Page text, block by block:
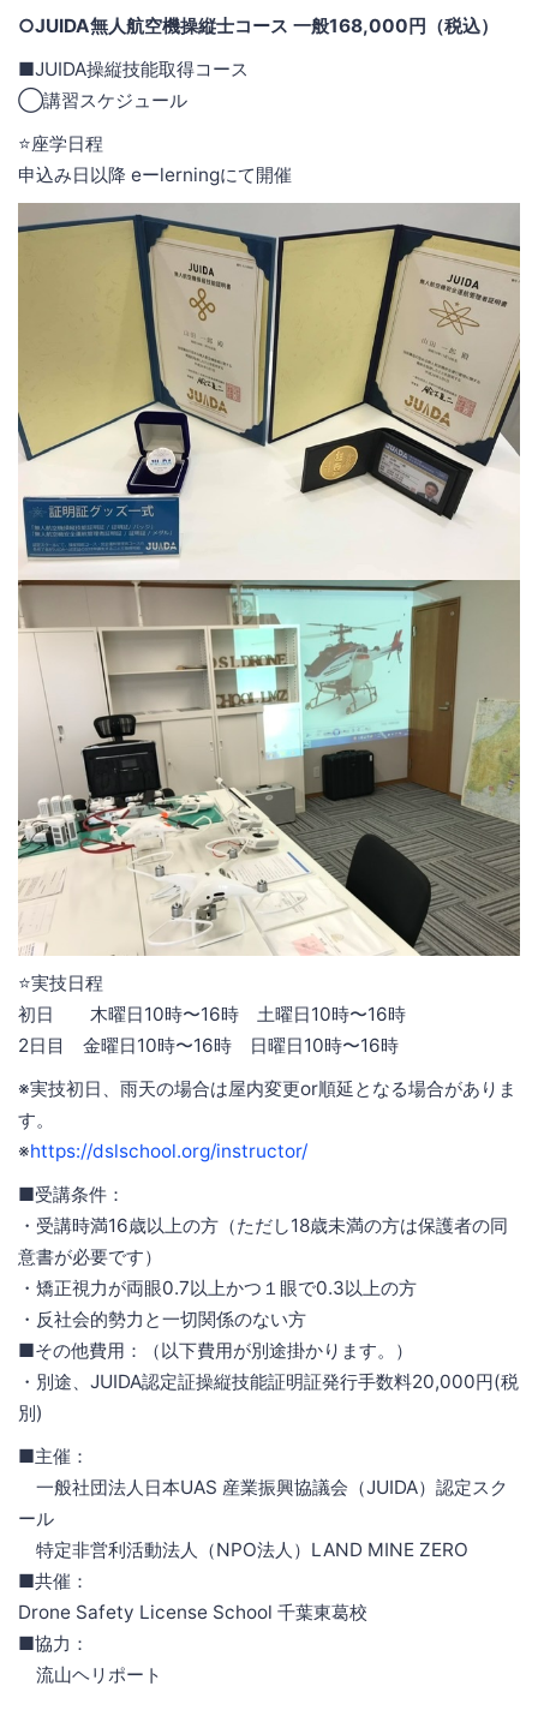
○JUIDA無人航空機操縦士コース 一般168,000円（税込）
■JUIDA操縦技能取得コース
◯講習スケジュール
⭐️座学日程
申込み日以降 eーlerningにて開催
⭐️実技日程
初日 木曜日10時〜16時 土曜日10時〜16時
2日目 金曜日10時〜16時 日曜日10時〜16時
※実技初日、雨天の場合は屋内変更or順延となる場合がありま
す。
※https://dslschool.org/instructor/
■受講条件：
・受講時満16歳以上の方（ただし18歳未満の方は保護者の同
意書が必要です）
・矯正視力が両眼0.7以上かつ１眼で0.3以上の方
・反社会的勢力と一切関係のない方
■その他費用：（以下費用が別途掛かります。）
・別途、JUIDA認定証操縦技能証明証発行手数料20,000円(税
別)
■主催：
一般社団法人日本UAS 産業振興協議会（JUIDA）認定スク
ール
特定非営利活動法人（NPO法人）LAND MINE ZERO
■共催：
Drone Safety License School 千葉東葛校
■協力：
流山ヘリポート